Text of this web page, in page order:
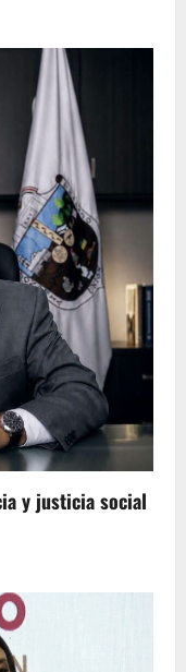
y justicia social